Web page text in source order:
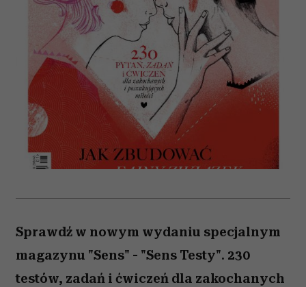
Sprawdź w nowym wydaniu specjalnym
magazynu "Sens" - "Sens Testy". 230
testów, zadań i ćwiczeń dla zakochanych